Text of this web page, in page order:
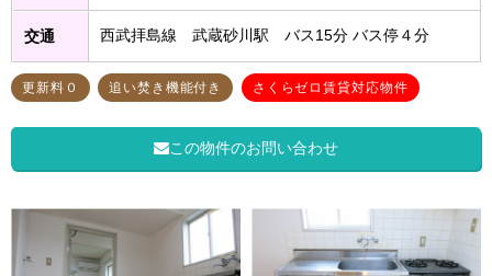
交通 西武拝島線 武蔵砂川駅 バス15分 バス停４分
更新料０ 追い焚き機能付き さくらゼロ賃貸対応物件
この物件のお問い合わせ